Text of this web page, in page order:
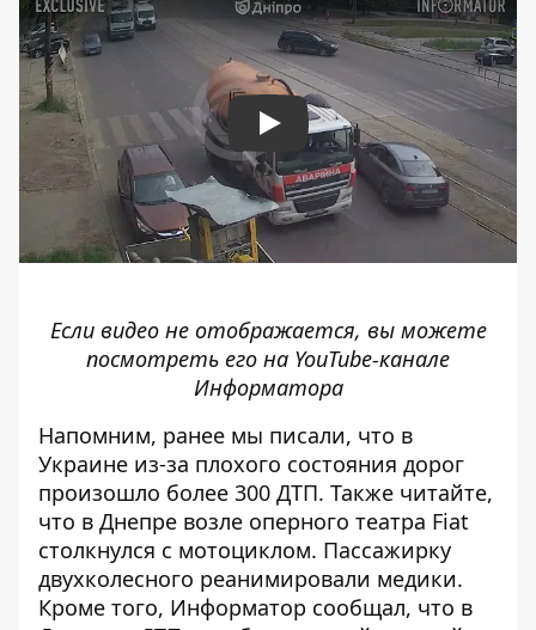
Play
Если видео не отображается, вы можете
посмотреть его на YouTube-канале
Информатора
Напомним, ранее мы писали, что в
Украине из-за плохого состояния дорог
произошло более 300 ДТП. Также читайте,
что в Днепре возле оперного театра Fiat
столкнулся с мотоциклом. Пассажирку
двухколесного реанимировали медики.
Кроме того, Информатор сообщал, что в